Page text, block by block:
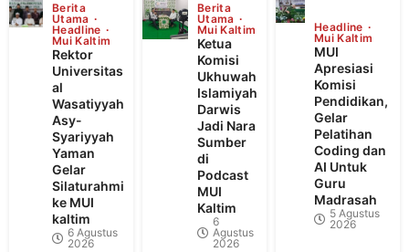
Berita
Utama
Headline
Mui Kaltim
Rektor
Universitas
al
Wasatiyyah
Asy-
Syariyyah
Yaman
Gelar
Silaturahmi
ke MUI
kaltim
6 Agustus
2026
Berita
Utama
Mui Kaltim
Ketua
Komisi
Ukhuwah
Islamiyah
Darwis
Jadi Nara
Sumber
di
Podcast
MUI
Kaltim
6
Agustus
2026
Headline
Mui Kaltim
MUI
Apresiasi
Komisi
Pendidikan,
Gelar
Pelatihan
Coding dan
AI Untuk
Guru
Madrasah
5 Agustus
2026